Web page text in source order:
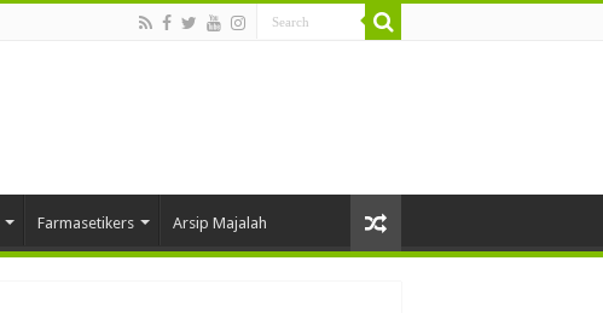
Farmasetikers Arsip Majalah